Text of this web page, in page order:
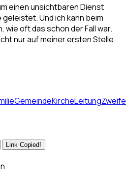
einen unsichtbaren Dienst
Und ich kann beim
wie oft das schon der Fall war.
nur auf meiner ersten Stelle.
GemeindeKircheLeitung
Link Copied!